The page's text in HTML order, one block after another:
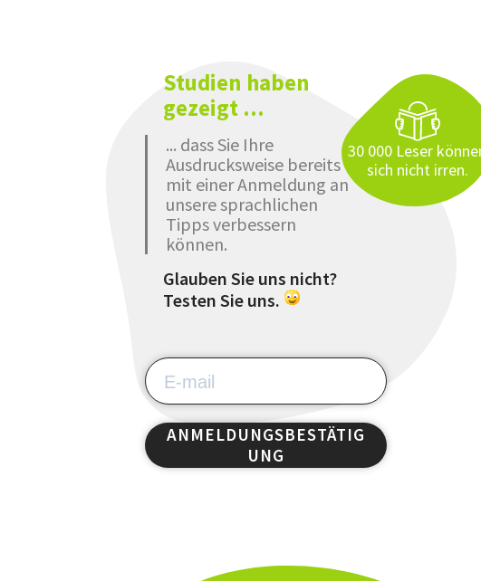
Studien haben
gezeigt ...
... dass Sie Ihre
Ausdrucksweise bereits
mit einer Anmeldung an
unsere sprachlichen
Tipps verbessern
können.
Glauben Sie uns nicht?
Testen Sie uns.
30 000 Leser
sich nicht irren.
ANMELDUNGSBESTÄTIG
UNG